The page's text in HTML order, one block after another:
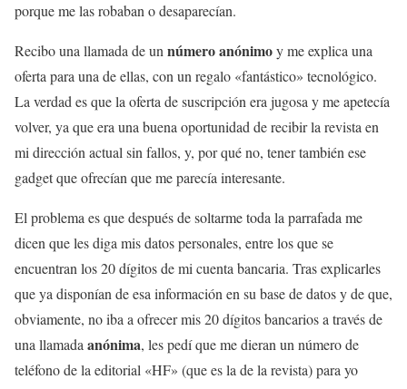
porque me las robaban o desaparecían.
Recibo una llamada de un número anónimoy me explica una
oferta para una de ellas, con un regalo «fantástico» tecnológico.
La verdad es que la oferta de suscripción era jugosa y me apetecía
volver, ya que era una buena oportunidad de recibir la revista en
mi dirección actual sin fallos, y, por qué no, tener también ese
gadget que ofrecían que me parecía interesante.
El problema es que después de soltarme toda la parrafada me
dicen que les diga mis datos personales, entre los que se
encuentran los 20 dígitos de mi cuenta bancaria. Tras explicarles
que ya disponían de esa información en su base de datos y de que,
obviamente, no iba a ofrecer mis 20 dígitos bancarios a través de
una llamada anónima, les pedí que me dieran un número de
teléfono de la editorial «HF» (que es la de la revista) para yo